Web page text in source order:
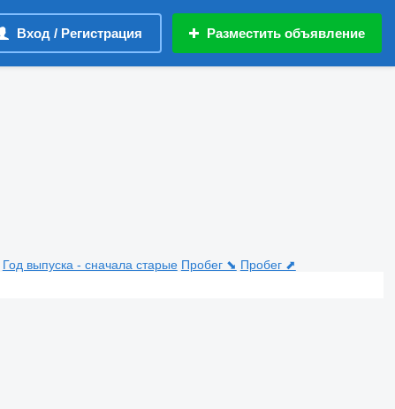
Вход / Регистрация Разместить объявление
Год выпуска - сначала старые Пробег ⬊ Пробег ⬈